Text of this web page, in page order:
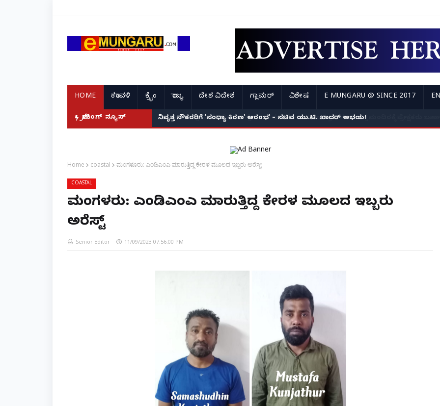
HOME ಕರಾವಳಿ ಕ್ರೈಂ ರಾಜ್ಯ ದೇಶ ವಿದೇಶ ಗ್ಲಾಮರ್ ವಿಶೇಷ E MUNGARU @ SINCE 2017
ಬ್ರೇಕಿಂಗ್ ನ್ಯೂಸ್
ಬಾಕ್ಸ್ ಆಫೀಸ್ ಸವಾಲುಗಳು ಹೀಗಿವೆ! ನಿವೃತ್ತ ನೌಕರರಿಗೆ 'ಸಂಧ್ಯಾ ಕಿರಣ' ಆರಂಭ' – ಸಚಿವ ಯು.ಟಿ. ಖಾದರ್ ಅಭಯ!
Home coastal ಮಂಗಳೂರು: ಎಂಡಿಎಂಎ ಮಾರುತ್ತಿದ್ದ ಕೇರಳ ಮೂಲದ ಇಬ್ಬರು ಅರೆಸ್ಟ್
COASTAL
ಮಂಗಳೂರು: ಎಂಡಿಎಂಎ ಮಾರುತ್ತಿದ್ದ ಕೇರಳ ಮೂಲದ ಇಬ್ಬರು
ಅರೆಸ್ಟ್
Senior Editor 11/09/2023 07:56:00 PM